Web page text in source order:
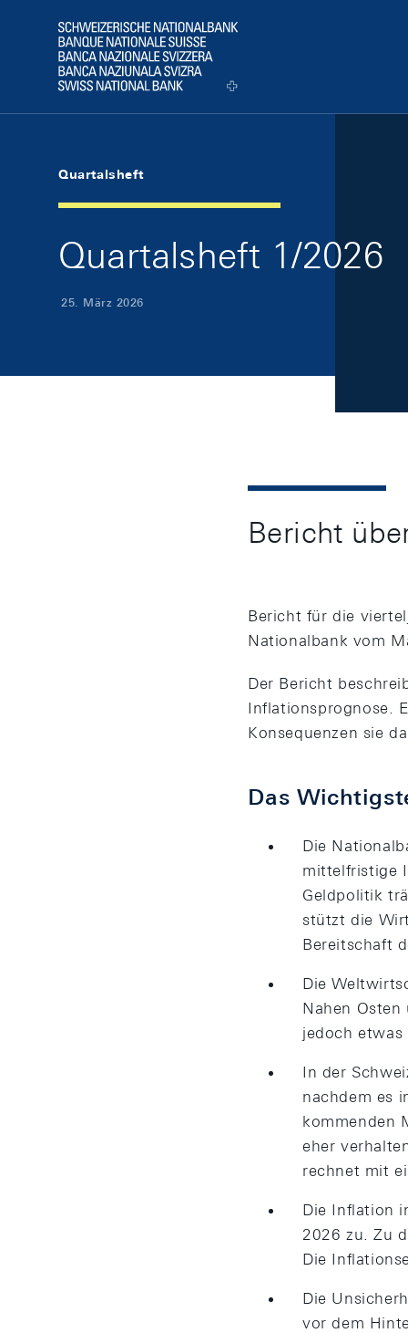
Logo
Quartalsheft
Quartalsheft 1/2026
25. März 2026
Bericht
Bericht für die
Nationalbank vom
Der Bericht
Inflationsprognose.
Konsequenzen sie
Das
Die
mittelfristige
Geldpolitik
stützt die
Bereitschaft
Die
Nahen
jedoch
In der
nachdem es
kommenden
eher
rechnet mit
Die Inflation
2026 zu. Zu
Die
Die
vor dem